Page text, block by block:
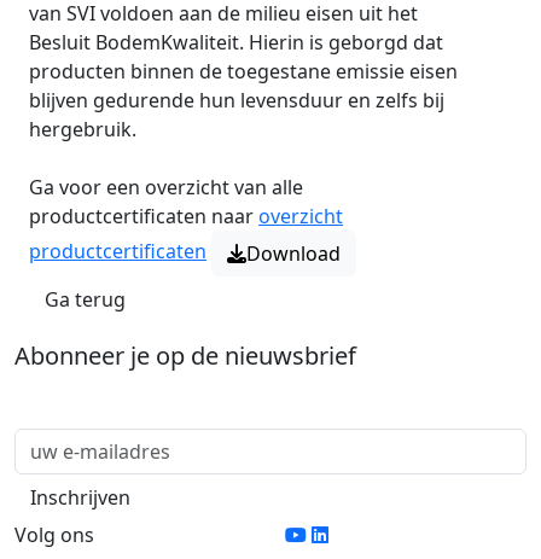
van SVI voldoen aan de milieu eisen uit het
Besluit BodemKwaliteit. Hierin is geborgd dat
producten binnen de toegestane emissie eisen
blijven gedurende hun levensduur en zelfs bij
hergebruik.
Ga voor een overzicht van alle
productcertificaten naaroverzicht
productcertificaten
Download
Ga terug
Abonneer je op de nieuwsbrief
Volg ons